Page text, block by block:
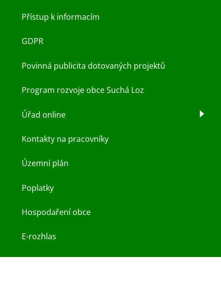
Přístup k informacím
GDPR
Povinná publicita dotovaných projektů
Program rozvoje obce Suchá Loz
Úřad online
Kontakty na pracovníky
Územní plán
Poplatky
Hospodaření obce
E-rozhlas